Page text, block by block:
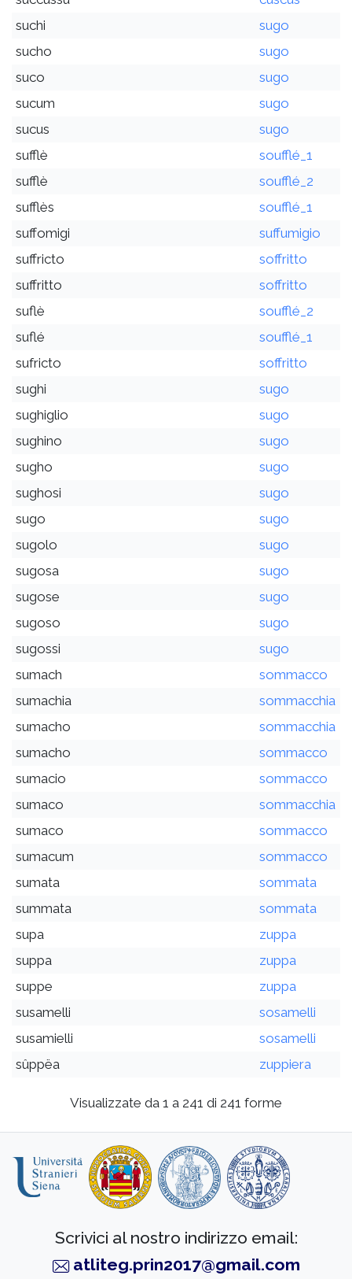
suchi
sugo
sucho
sugo
suco
sugo
sucum
sugo
sucus
sugo
sufflè
soufflé_1
sufflè
soufflé_2
sufflès
soufflé_1
suffomigi
suffumigio
suffricto
soffritto
suffritto
soffritto
suflè
soufflé_2
suflé
soufflé_1
sufricto
soffritto
sughi
sugo
sughiglio
sugo
sughino
sugo
sugho
sugo
sughosi
sugo
sugo
sugo
sugolo
sugo
sugosa
sugo
sugose
sugo
sugoso
sugo
sugossi
sugo
sumach
sommacco
sumachia
sommacchia
sumacho
sommacchia
sumacho
sommacco
sumacio
sommacco
sumaco
sommacchia
sumaco
sommacco
sumacum
sommacco
sumata
sommata
summata
sommata
supa
zuppa
suppa
zuppa
suppe
zuppa
susamelli
sosamelli
susamielli
sosamelli
sûppëa
zuppiera
Visualizzate da 1 a 241 di 241 forme
Scrivici al nostro indirizzo email:
atliteg.prin2017@gmail.com